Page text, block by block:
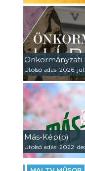
Önkormányzati
Utolsó adás: 2026.
Más-Kép(p)
Utolsó adás: 2022.